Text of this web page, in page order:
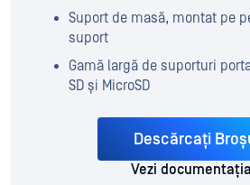
Suport de masă, montat pe
suport
Gamă largă de suporturi
SD și MicroSD
Descărcați
Vezi documentația